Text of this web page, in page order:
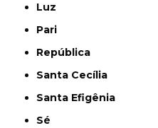
Luz
Pari
República
Santa Cecília
Santa Efigênia
Sé